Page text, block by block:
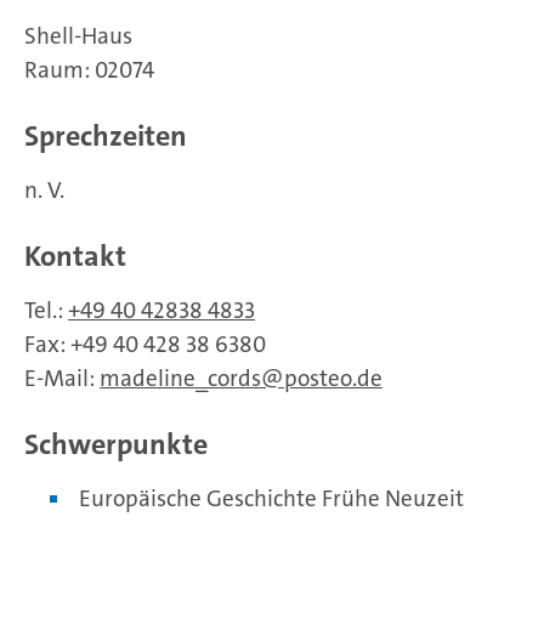
Shell-Haus
Raum: 02074
Sprechzeiten
n. V.
Kontakt
Tel.: +49 40 42838 4833
Fax: +49 40 428 38 6380
E-Mail: madeline_cords posteo.de
Schwerpunkte
Europäische Geschichte Frühe Neuzeit